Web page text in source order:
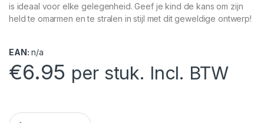
is ideaal voor elke gelegenheid. Geef je kind de kans om zijn
held te omarmen en te stralen in stijl met dit geweldige ontwerp!
EAN: n/a
€6.95 per stuk. Incl. BTW
Spiderman T-Shirt Web-Slinger mt. 98 - 128 quantity